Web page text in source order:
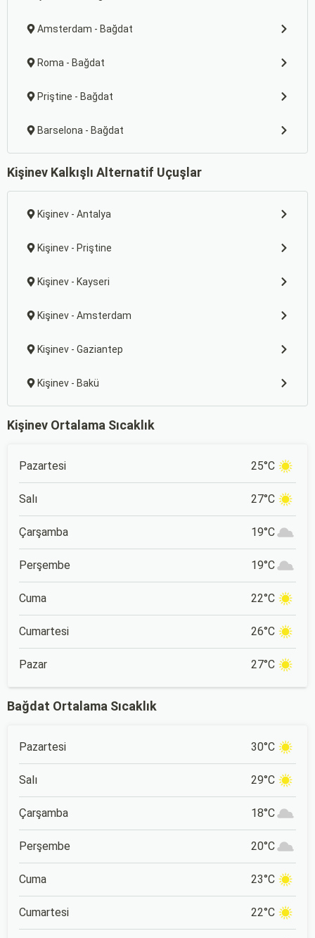
Amsterdam - Bağdat
Roma - Bağdat
Priştine - Bağdat
Barselona - Bağdat
Kişinev Kalkışlı Alternatif Uçuşlar
Kişinev - Antalya
Kişinev - Priştine
Kişinev - Kayseri
Kişinev - Amsterdam
Kişinev - Gaziantep
Kişinev - Bakü
Kişinev Ortalama Sıcaklık
Pazartesi 25°C
Salı 27°C
Çarşamba 19°C
Perşembe 19°C
Cuma 22°C
Cumartesi 26°C
Pazar 27°C
Bağdat Ortalama Sıcaklık
Pazartesi 30°C
Salı 29°C
Çarşamba 18°C
Perşembe 20°C
Cuma 23°C
Cumartesi 22°C